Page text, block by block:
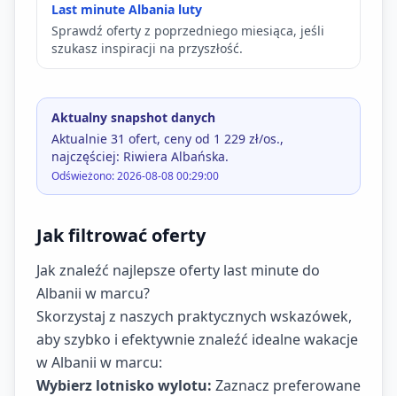
Last minute Albania luty
Sprawdź oferty z poprzedniego miesiąca, jeśli
szukasz inspiracji na przyszłość.
Aktualny snapshot danych
Aktualnie 31 ofert, ceny od 1 229 zł/os.,
najczęściej: Riwiera Albańska.
Odświeżono: 2026-08-08 00:29:00
Jak filtrować oferty
Jak znaleźć najlepsze oferty last minute do
Albanii w marcu?
Skorzystaj z naszych praktycznych wskazówek,
aby szybko i efektywnie znaleźć idealne wakacje
w Albanii w marcu:
Wybierz lotnisko wylotu: Zaznacz preferowane